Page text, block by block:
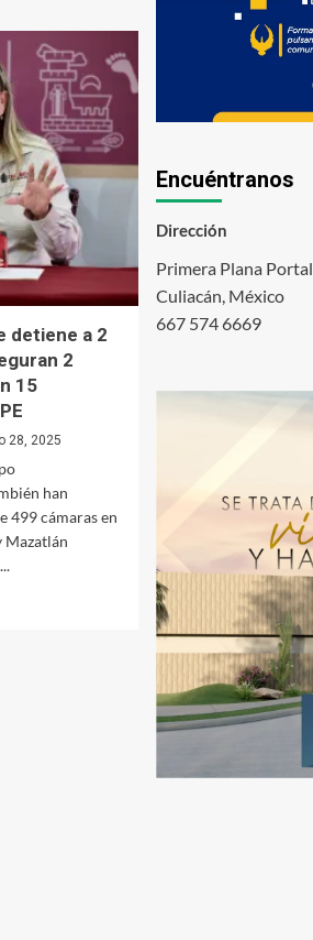
detiene a 2
2
15
28, 2025
han
499 cámaras en
Mazatlán
Encuéntranos
Dirección
Primera Plana Portal
Culiacán, México
667 574 6669